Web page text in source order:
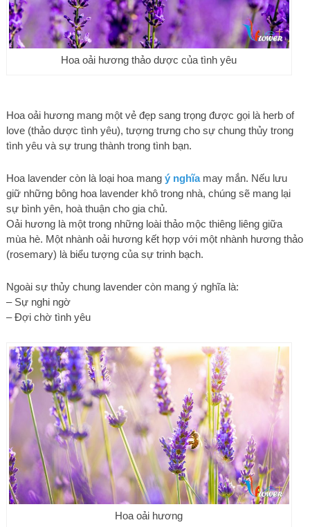
Hoa oải hương thảo dược của tình yêu
Hoa oải hương mang một vẻ đẹp sang trọng được gọi là herb of
love (thảo dược tình yêu), tượng trưng cho sự chung thủy trong
tình yêu và sự trung thành trong tình bạn.
Hoa lavender còn là loại hoa mang ý nghĩamay mắn. Nếu lưu
giữ những bông hoa lavender khô trong nhà, chúng sẽ mang lại
sự bình yên, hoà thuận cho gia chủ.
Oải hương là một trong những loài thảo mộc thiêng liêng giữa
mùa hè. Một nhành oải hương kết hợp với một nhành hương thảo
(rosemary) là biểu tượng của sự trinh bạch.
Ngoài sự thủy chung lavender còn mang ý nghĩa là:
– Sự nghi ngờ
– Đợi chờ tình yêu
Hoa oải hương